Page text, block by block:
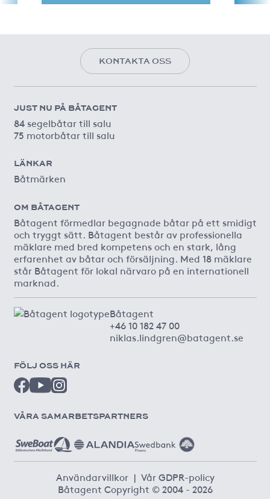
KONTAKTA OSS
JUST NU PÅ BÅTAGENT
84 segelbåtar till salu
75 motorbåtar till salu
LÄNKAR
Båtmärken
OM BÅTAGENT
Båtagent förmedlar begagnade båtar på ett smidigt
och tryggt sätt. Båtagent består av professionella
mäklare med bred kompetens och en stark, lång
erfarenhet av båtar och försäljning. Med 18 mäklare
står Båtagent för lokal närvaro på en internationell
marknad.
Båtagent
+46 10 182 47 00
niklas.lindgren@batagent.se
FÖLJ OSS HÄR
VÅRA SAMARBETSPARTNERS
Användarvillkor | Vår GDPR-policy
Båtagent Copyright © 2004 - 2026